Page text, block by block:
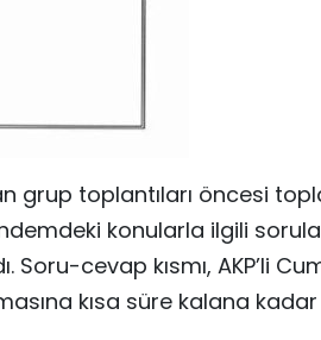
grup toplantıları öncesi
konularla ilgili
Soru-cevap kısmı, AKP’li
kısa süre kalana